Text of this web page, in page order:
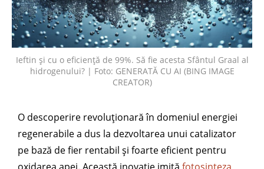
Ieftin și cu o eficiență de 99%. Să fie acesta Sfântul Graal al
hidrogenului? | Foto: GENERATĂ CU AI (BING IMAGE
CREATOR)
O descoperire revoluționară în domeniul energiei
regenerabile a dus la dezvoltarea unui catalizator
pe bază de fier rentabil și foarte eficient pentru